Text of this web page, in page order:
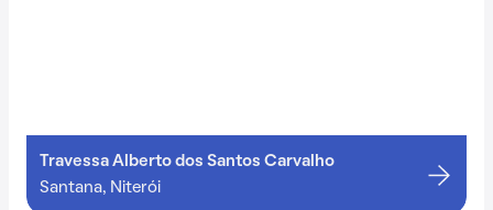
Travessa Alberto dos Santos Carvalho
Santana, Niterói